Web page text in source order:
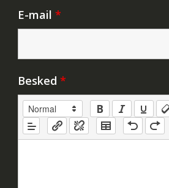
E-mail *
Besked *